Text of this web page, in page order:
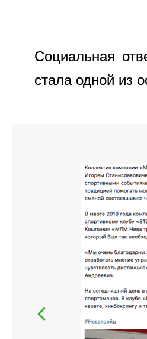
Социальная
стала одной из